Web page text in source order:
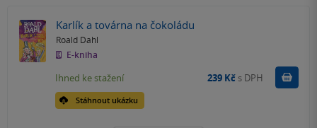
Karlík a továrna na čokoládu
Roald Dahl
E-kniha
Stáhnout ukázku
Ihned ke stažení 239 Kč s DPH Koupit